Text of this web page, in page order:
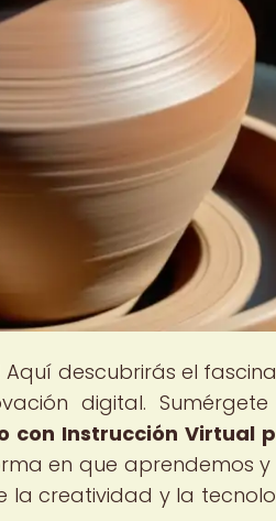
Aquí descubrirás el
digital.
con Instrucción Virtual
en que aprendemos
la creatividad y la